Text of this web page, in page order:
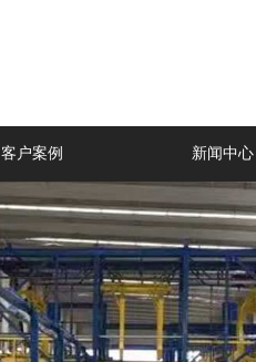
客户案例 新闻中心